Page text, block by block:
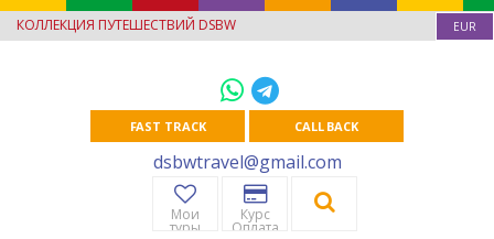
КОЛЛЕКЦИЯ ПУТЕШЕСТВИЙ DSBW EUR
FAST TRACK CALL BACK
dsbwtravel@gmail.com
Мои
туры
Курс
Оплата